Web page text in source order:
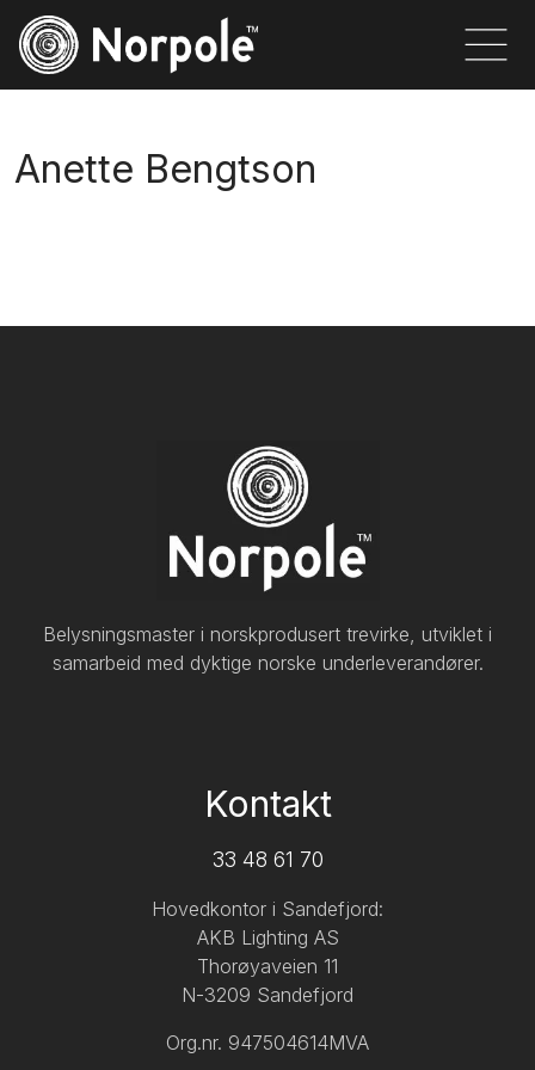
Anette Bengtson
Belysningsmaster i norskprodusert trevirke, utviklet i
samarbeid med dyktige norske underleverandører.
Kontakt
33 48 61 70
Hovedkontor i Sandefjord:
AKB Lighting AS
Thorøyaveien 11
N-3209 Sandefjord
Org.nr. 947504614MVA